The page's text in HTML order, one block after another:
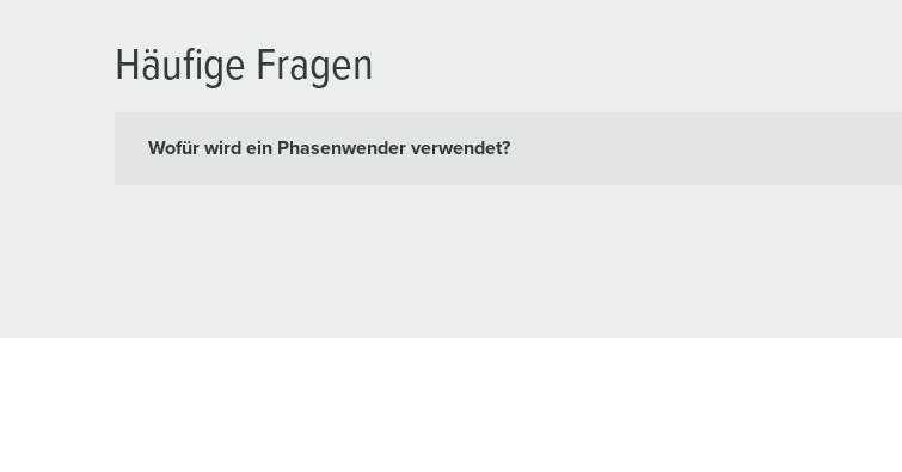
Häufige Fragen
Wofür wird ein Phasenwender verwendet?